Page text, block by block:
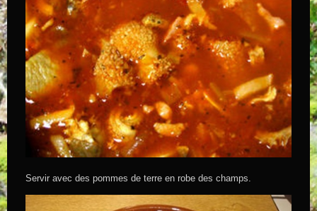
Servir avec des pommes de terre en robe des champs.